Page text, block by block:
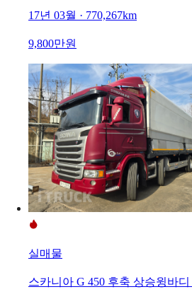
17년 03월 · 770,267km
9,800만원
실매물
스카니아 G 450 후축 상승윙바디